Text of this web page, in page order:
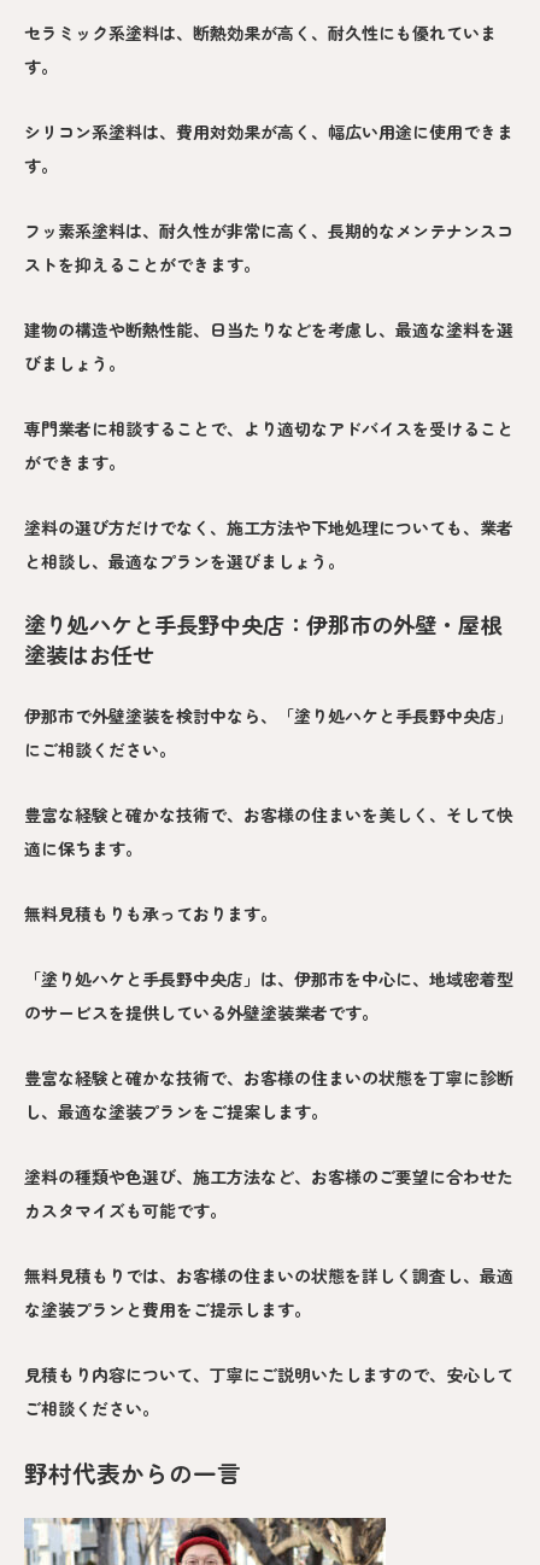
セラミック系塗料は、断熱効果が高く、耐久性にも優れていま
す。
シリコン系塗料は、費用対効果が高く、幅広い用途に使用できま
す。
フッ素系塗料は、耐久性が非常に高く、長期的なメンテナンスコ
ストを抑えることができます。
建物の構造や断熱性能、日当たりなどを考慮し、最適な塗料を選
びましょう。
専門業者に相談することで、より適切なアドバイスを受けること
ができます。
塗料の選び方だけでなく、施工方法や下地処理についても、業者
と相談し、最適なプランを選びましょう。
塗り処ハケと手長野中央店：伊那市の外壁・屋根
塗装はお任せ
伊那市で外壁塗装を検討中なら、「塗り処ハケと手長野中央店」
にご相談ください。
豊富な経験と確かな技術で、お客様の住まいを美しく、そして快
適に保ちます。
無料見積もりも承っております。
「塗り処ハケと手長野中央店」は、伊那市を中心に、地域密着型
のサービスを提供している外壁塗装業者です。
豊富な経験と確かな技術で、お客様の住まいの状態を丁寧に診断
し、最適な塗装プランをご提案します。
塗料の種類や色選び、施工方法など、お客様のご要望に合わせた
カスタマイズも可能です。
無料見積もりでは、お客様の住まいの状態を詳しく調査し、最適
な塗装プランと費用をご提示します。
見積もり内容について、丁寧にご説明いたしますので、安心して
ご相談ください。
野村代表からの一言